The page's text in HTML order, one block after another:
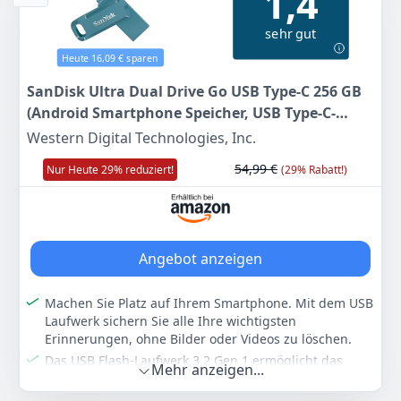
Heute 16,09 € sparen
sehr gut
SanDisk Ultra Dual Drive Go USB Type-C 256 GB
(Android Smartphone Speicher, USB Type-C-
Anschluss, 400 MB/s Lesegeschwindigkeit,
Nutzung als Schlüsselanhänger möglich)
Navagio Beach
Western Digital Technologies, Inc.
Nur Heute 29% reduziert! 54,99 € (29% Rabatt!)
Angebot anzeigen
Machen Sie Platz auf Ihrem Smartphone. Mit dem USB
Laufwerk sichern Sie alle Ihre wichtigsten
Erinnerungen, ohne Bilder oder Videos zu löschen.
Das USB Flash-Laufwerk 3.2 Gen 1 ermöglicht das
nathlose Übertragen von Ihren Daten zwischen
Smartphone, Tablet und Mac.
Mehr anzeigen...